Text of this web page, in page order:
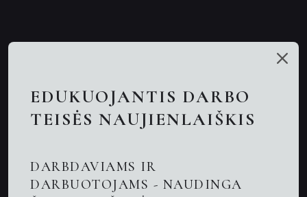
Nuotolinės konsultacijos
Advokatas Kaune
EDUKUOJANTIS DARBO
TEISĖS NAUJIENLAIŠKIS
DARBDAVIAMS IR
DARBUOTOJAMS - NAUDINGA